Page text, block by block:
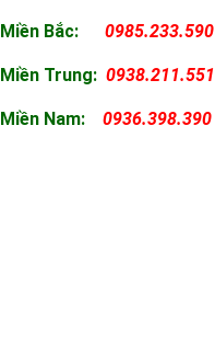
Miền Bắc: 0985.233.590
MiềnTrung: 0938.211.551
MiềnNam: 0936.398.390